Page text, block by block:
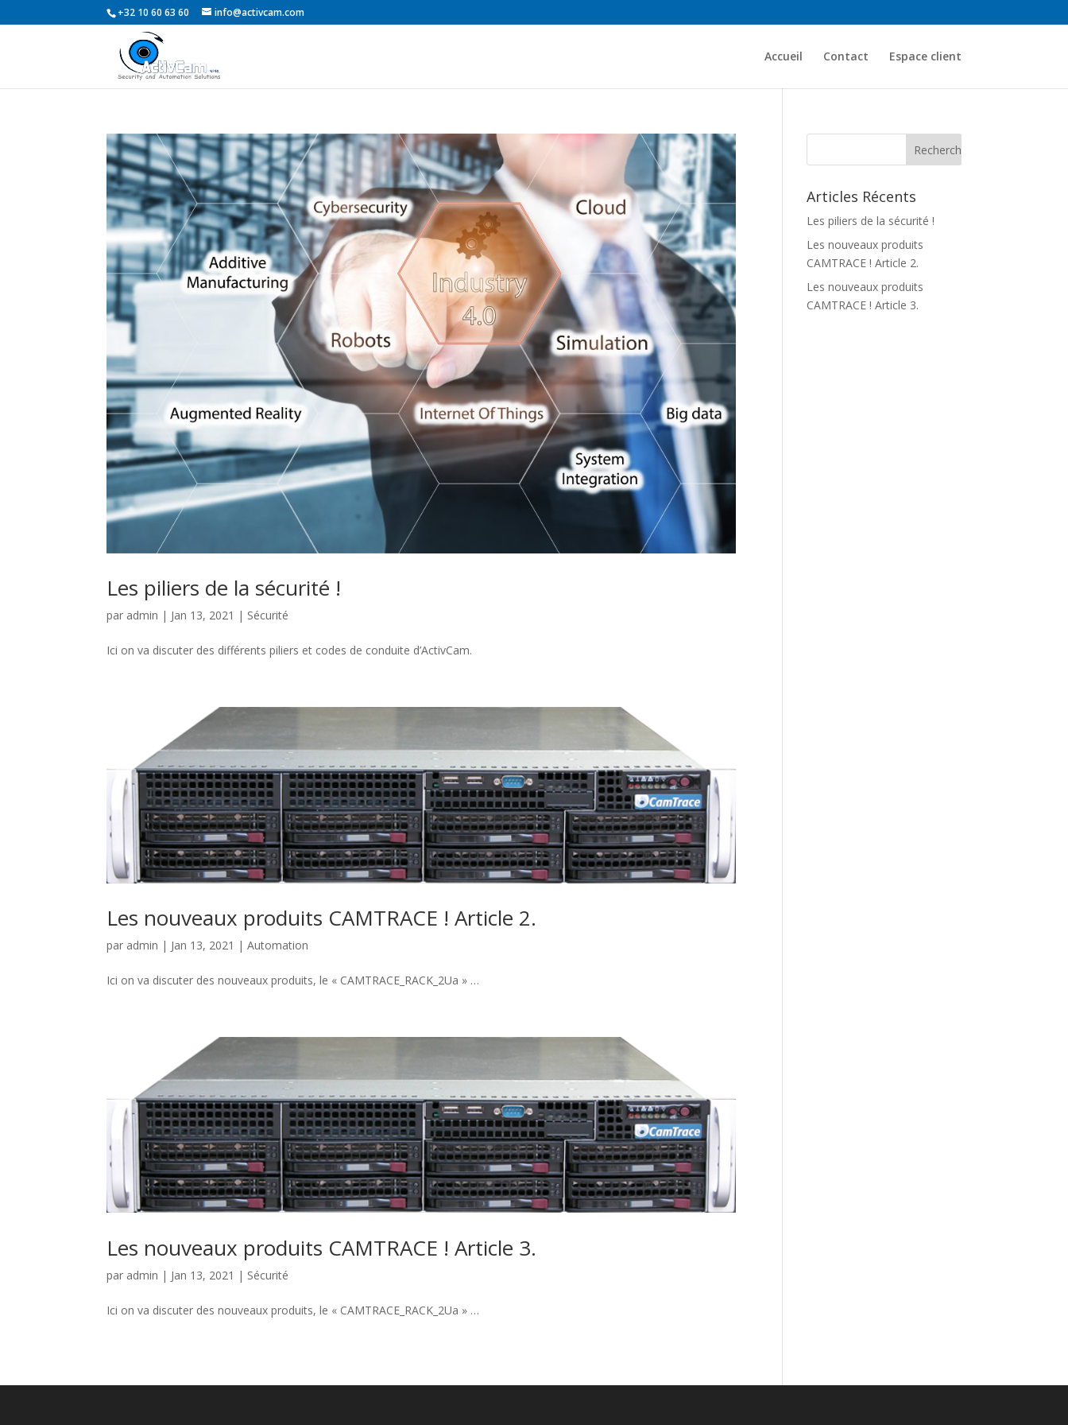
+32 10 60 63 60 info@activcam.com
Accueil Contact Espace client
Les piliers de la sécurité !
par admin | Jan 13, 2021 | Sécurité
Ici on va discuter des différents piliers et codes de conduite d’ActivCam.
Les nouveaux produits CAMTRACE ! Article 2.
par admin | Jan 13, 2021 |Automation
Ici on va discuter des nouveaux produits, le « CAMTRACE_RACK_2Ua » …
Les nouveaux produits CAMTRACE ! Article 3.
par admin | Jan 13, 2021 | Sécurité
Ici on va discuter des nouveaux produits, le « CAMTRACE_RACK_2Ua » …
Articles Récents
Les piliers de la sécurité !
Les nouveaux produits
CAMTRACE ! Article 2.
Les nouveaux produits
CAMTRACE ! Article 3.